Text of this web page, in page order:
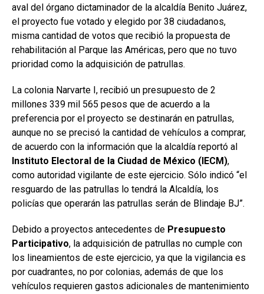
aval del órgano dictaminador de la alcaldía Benito Juárez,
el proyecto fue votado y elegido por 38 ciudadanos,
misma cantidad de votos que recibió la propuesta de
rehabilitación al Parque las Américas, pero que no tuvo
prioridad como la adquisición de patrullas.
La colonia Narvarte I, recibió un presupuesto de 2
millones 339 mil 565 pesos que de acuerdo a la
preferencia por el proyecto se destinarán en patrullas,
aunque no se precisó la cantidad de vehículos a comprar,
de acuerdo con la información que la alcaldía reportó al
Instituto Electoral de la Ciudad de México (IECM),
como autoridad vigilante de este ejercicio. Sólo indicó “el
resguardo de las patrullas lo tendrá la Alcaldía, los
policías que operarán las patrullas serán de Blindaje BJ”.
Debido a proyectos antecedentes de Presupuesto
Participativo, la adquisición de patrullas no cumple con
los lineamientos de este ejercicio, ya que la vigilancia es
por cuadrantes, no por colonias, además de que los
vehículos requieren gastos adicionales de mantenimiento